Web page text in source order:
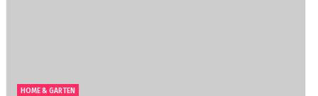
HOME & GARTEN